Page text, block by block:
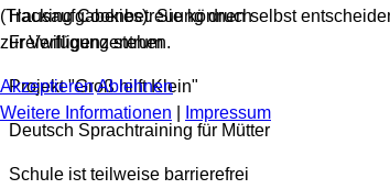
Hausaufgabenbetreuung druch
Freiwilligenzentrum
Projekt "Groß hilft Klein"
Deutsch Sprachtraining für Mütter
Schule ist teilweise barrierefrei
(Tracking Cookies). Sie können selbst
zur Verfügung stehen.
AkzeptierenAblehnen
Weitere Informationen
Impressum